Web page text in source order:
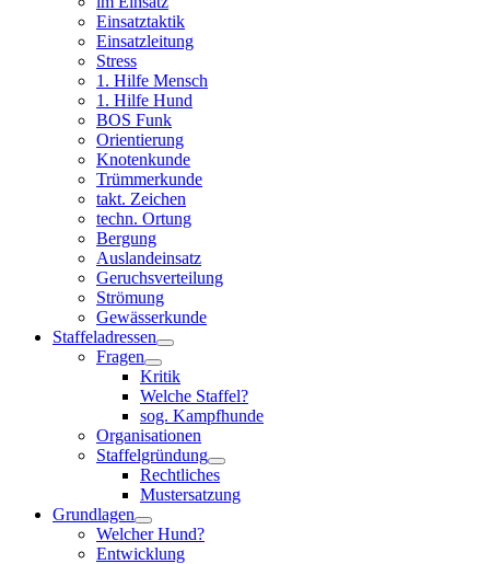
Einsatztaktik
Einsatzleitung
Stress
1. Hilfe Mensch
1. Hilfe Hund
BOS Funk
Orientierung
Knotenkunde
Trümmerkunde
takt. Zeichen
techn. Ortung
Bergung
Auslandeinsatz
Geruchsverteilung
Strömung
Gewässerkunde
Staffeladressen
Fragen
Kritik
Welche Staffel?
sog. Kampfhunde
Organisationen
Staffelgründung
Rechtliches
Mustersatzung
Grundlagen
Welcher Hund?
Entwicklung